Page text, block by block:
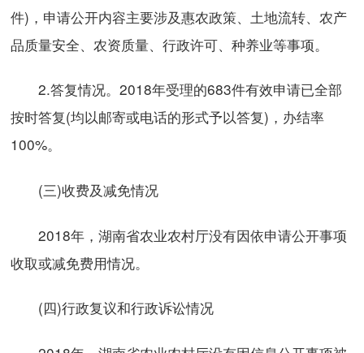
件)，申请公开内容主要涉及惠农政策、土地流转、农产
品质量安全、农资质量、行政许可、种养业等事项。
2.答复情况。2018年受理的683件有效申请已全部
按时答复(均以邮寄或电话的形式予以答复)，办结率
100%。
(三)收费及减免情况
2018年，湖南省农业农村厅没有因依申请公开事项
收取或减免费用情况。
(四)行政复议和行政诉讼情况